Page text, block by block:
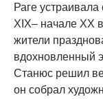
Раге
XIX– начале XX
жители
вдохновленный
Станюс решил
он собрал